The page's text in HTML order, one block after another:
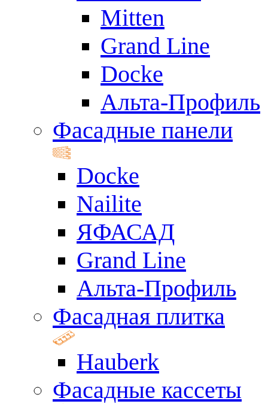
Mitten
Grand Line
Docke
Альта-Профиль
Фасадные панели
Docke
Nailite
ЯФАСАД
Grand Line
Альта-Профиль
Фасадная плитка
Hauberk
Фасадные кассеты